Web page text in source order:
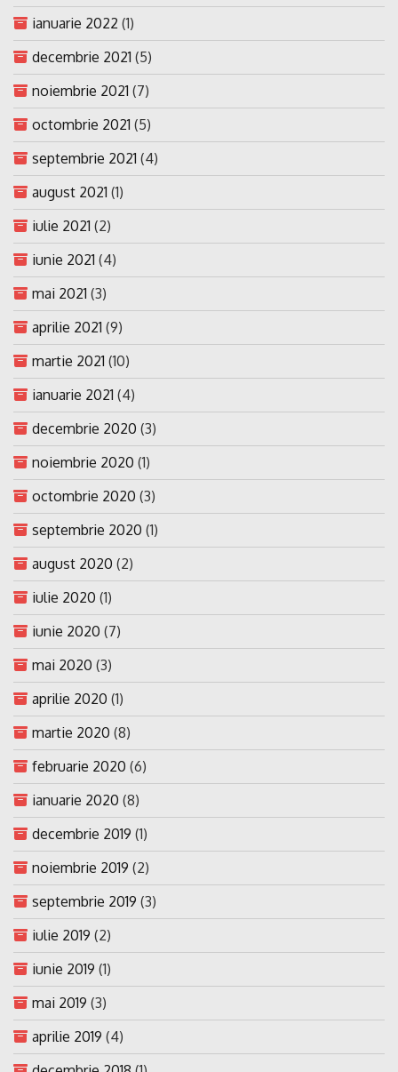
ianuarie 2022 (1)
decembrie 2021 (5)
noiembrie 2021 (7)
octombrie 2021 (5)
septembrie 2021 (4)
august 2021 (1)
iulie 2021 (2)
iunie 2021 (4)
mai 2021 (3)
aprilie 2021 (9)
martie 2021 (10)
ianuarie 2021 (4)
decembrie 2020 (3)
noiembrie 2020 (1)
octombrie 2020 (3)
septembrie 2020 (1)
august 2020 (2)
iulie 2020 (1)
iunie 2020 (7)
mai 2020 (3)
aprilie 2020 (1)
martie 2020 (8)
februarie 2020 (6)
ianuarie 2020 (8)
decembrie 2019 (1)
noiembrie 2019 (2)
septembrie 2019 (3)
iulie 2019 (2)
iunie 2019 (1)
mai 2019 (3)
aprilie 2019 (4)